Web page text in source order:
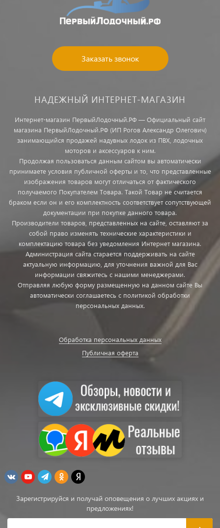
Заказать звонок
НАДЕЖНЫЙ ИНТЕРНЕТ-МАГАЗИН
Интернет-магазин ПервыйЛодочный.РФ — Официальный сайт
магазина ПервыйЛодочный.РФ (ИП Рогов Александр Олегович)
занимающийся продажей надувных лодок из ПВХ, лодочных
моторов и аксессуаров к ним.
Продолжая пользоваться данным сайтом вы автоматически
принимаете условия публичной оферты и то, что представленные
изображения товаров могут отличаться от фактического
получаемого Покупателем Товара. Такой Товар не считается
браком если он и его комплектность соответствует сопутствующей
документации при покупке данного товара.
Производители товаров, представленных на сайте, оставляют за
собой право изменять технические характеристики и
комплектацию товара без уведомления Интернет магазина.
Администрация сайта старается поддерживать на сайте
актуальную информацию, для уточнения важной для Вас
информации свяжитесь с нашими менеджерами.
Отправляя любую форму размещенную на данном сайте Вы
автоматически соглашаетесь с политикой обработки
персональных данных.
Обработка персональных данных
Публичная оферта
Зарегистрируйся и получай оповещения о лучших акциях и
предложениях!